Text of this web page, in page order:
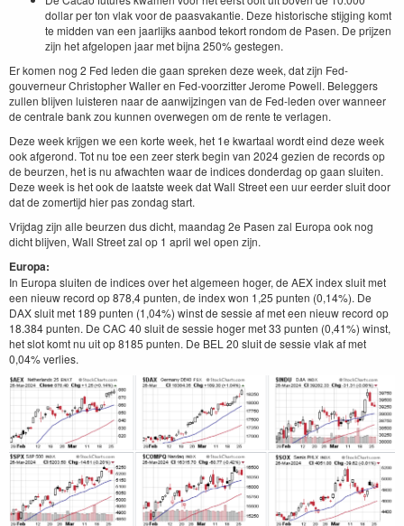
dollar per ton vlak voor de paasvakantie. Deze historische stijging komt
te midden van een jaarlijks aanbod tekort rondom de Pasen. De prijzen
zijn het afgelopen jaar met bijna 250% gestegen.
Er komen nog 2 Fed leden die gaan spreken deze week, dat zijn Fed-
gouverneur Christopher Waller en Fed-voorzitter Jerome Powell. Beleggers
zullen blijven luisteren naar de aanwijzingen van de Fed-leden over wanneer
de centrale bank zou kunnen overwegen om de rente te verlagen.
Deze week krijgen we een korte week, het 1e kwartaal wordt eind deze week
ook afgerond. Tot nu toe een zeer sterk begin van 2024 gezien de records op
de beurzen, het is nu afwachten waar de indices donderdag op gaan sluiten.
Deze week is het ook de laatste week dat Wall Street een uur eerder sluit door
dat de zomertijd hier pas zondag start.
Vrijdag zijn alle beurzen dus dicht, maandag 2e Pasen zal Europa ook nog
dicht blijven, Wall Street zal op 1 april wel open zijn.
Europa:
In Europa sluiten de indices over het algemeen hoger, de AEX index sluit met
een nieuw record op 878,4 punten, de index won 1,25 punten (0,14%). De
DAX sluit met 189 punten (1,04%) winst de sessie af met een nieuw record op
18.384 punten. De CAC 40 sluit de sessie hoger met 33 punten (0,41%) winst,
het slot komt nu uit op 8185 punten. De BEL 20 sluit de sessie vlak af met
0,04% verlies.